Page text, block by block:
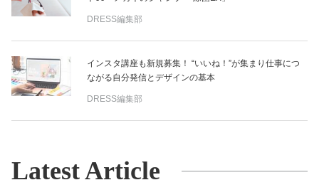
DRESS編集部
インスタ講座も新規募集！ “いいね！”が集まり仕事につ
ながる自分発信とデザインの基本
DRESS編集部
Latest Article